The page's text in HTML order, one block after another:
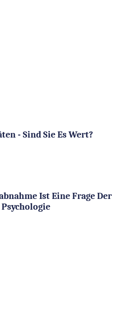
- Sind Sie Es Wert?
Ist Eine Frage Der